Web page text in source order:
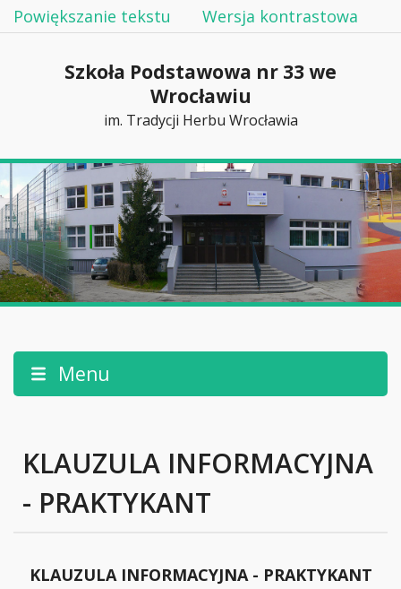
Powiększanie tekstu Wersja kontrastowa
Szkoła Podstawowa nr 33 we
Wrocławiu
im. Tradycji Herbu Wrocławia
Menu
KLAUZULA INFORMACYJNA
- PRAKTYKANT
KLAUZULA INFORMACYJNA - PRAKTYKANT